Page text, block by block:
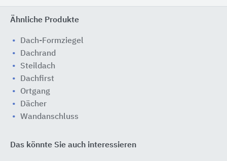
Ähnliche Produkte
Dach-Formziegel
Dachrand
Steildach
Dachfirst
Ortgang
Dächer
Wandanschluss
Das könnte Sie auch interessieren